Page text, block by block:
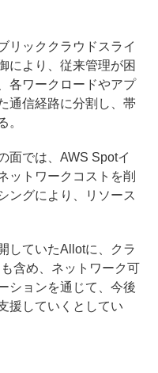
リッククラウドスライ
により、従来管理が困
各ワークロードやアプ
通信経路に分割し、帯
。
面では、AWS Spotイ
ットワークコストを削
ングにより、リソース
していたAllotに、クラ
含め、ネットワーク可
ションを通じて、今後
援していくとしてい